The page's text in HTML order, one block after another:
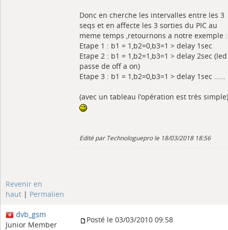
Donc en cherche les intervalles entre les 3
seqs et en affecte les 3 sorties du PIC au
meme temps ,retournons a notre exemple :
Etape 1 : b1 = 1,b2=0,b3=1 > delay 1sec
Etape 2 : b1 = 1,b2=1,b3=1 > delay 2sec
passe de off a on)
Etape 3 : b1 = 1,b2=0,b3=1 > delay 1sec ……
(avec un tableau l’opération est très simple)
Edité par Technologuepro le 18/03/2018 18:56
Revenir en
haut | Permalien
dvb_gsm
Junior Member
Posté le 03/03/2010 09:58